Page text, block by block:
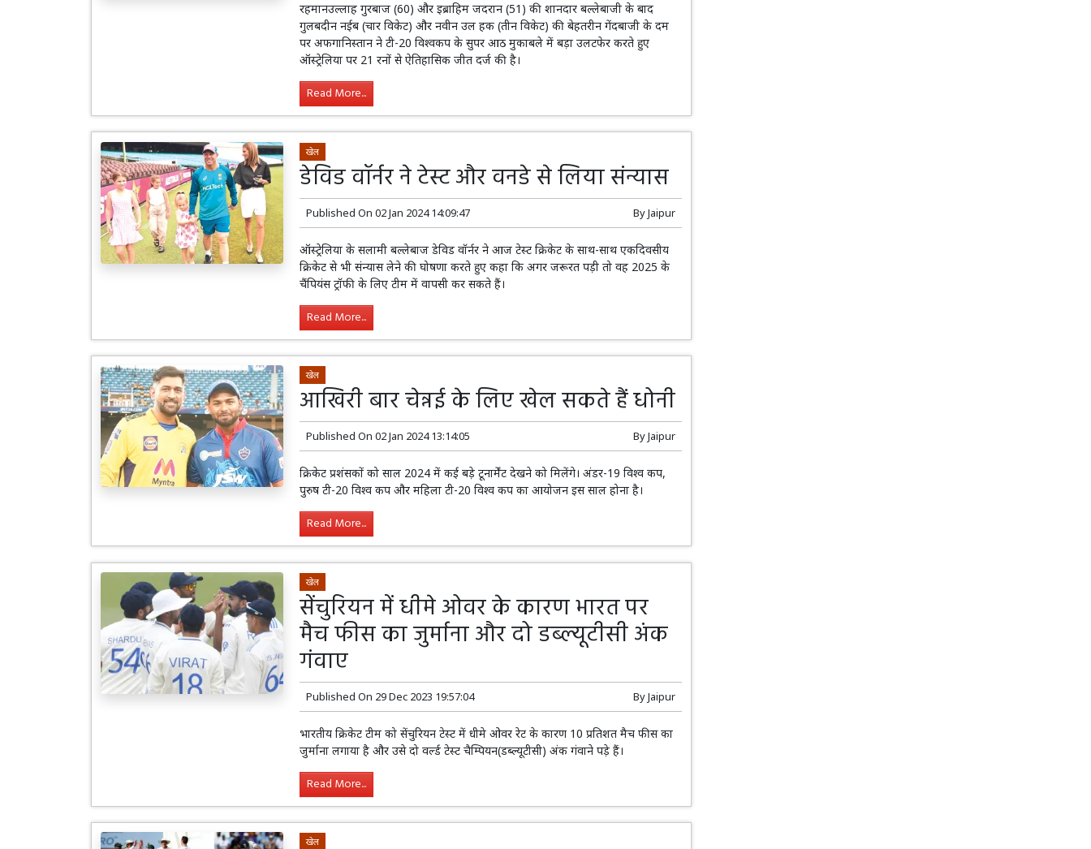
रहमानउल्लाह गुरबाज (60) और इब्राहिम जदरान (51) की शानदार बल्लेबाजी के बाद
गुलबदीन नईब (चार विकेट) और नवीन उल हक (तीन विकेट) की बेहतरीन गेंदबाजी के दम
पर अफगानिस्तान ने टी-20 विश्वकप के सुपर आठ मुकाबले में बड़ा उलटफेर करते हुए
ऑस्ट्रेलिया पर 21 रनों से ऐतिहासिक जीत दर्ज की है।
Read More...
खेल
डेविड वॉर्नर ने टेस्ट और वनडे से लिया संन्यास
Published On 02 Jan 2024 14:09:47 ByJaipur
ऑस्ट्रेलिया के सलामी बल्लेबाज डेविड वॉर्नर ने आज टेस्ट क्रिकेट के साथ-साथ एकदिवसीय
क्रिकेट से भी संन्यास लेने की घोषणा करते हुए कहा कि अगर जरूरत पड़ी तो वह 2025 के
चैंपियंस ट्रॉफी के लिए टीम में वापसी कर सकते हैं।
Read More...
खेल
आखिरी बार चेन्नई के लिए खेल सकते हैं धोनी
Published On 02 Jan 2024 13:14:05 ByJaipur
क्रिकेट प्रशंसकों को साल 2024 में कई बड़े टूनार्मेंट देखने को मिलेंगे। अंडर-19 विश्व कप,
पुरुष टी-20 विश्व कप और महिला टी-20 विश्व कप का आयोजन इस साल होना है।
Read More...
खेल
सेंचुरियन में धीमे ओवर के कारण भारत पर
मैच फीस का जुर्माना और दो डब्ल्यूटीसी अंक
गंवाए
Published On 29 Dec 2023 19:57:04 ByJaipur
भारतीय क्रिकेट टीम को सेंचुरियन टेस्ट में धीमे ओवर रेट के कारण 10 प्रतिशत मैच फीस का
जुर्माना लगाया है और उसे दो वर्ल्ड टेस्ट चैम्पियन(डब्ल्यूटीसी) अंक गंवाने पड़े हैं।
Read More...
खेल